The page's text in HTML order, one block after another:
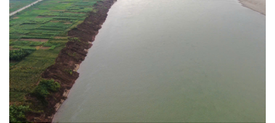
Cuộc sống đó đây
Hồ sơ